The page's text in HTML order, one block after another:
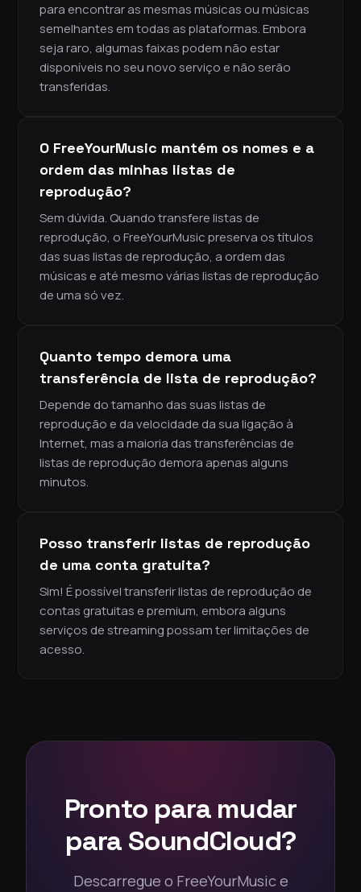
para encontrar as mesmas músicas ou músicas
semelhantes em todas as plataformas. Embora
seja raro, algumas faixas podem não estar
disponíveis no seu novo serviço e não serão
transferidas.
O FreeYourMusic mantém os nomes e a
ordem das minhas listas de
reprodução?
Sem dúvida. Quando transfere listas de
reprodução, o FreeYourMusic preserva os títulos
das suas listas de reprodução, a ordem das
músicas e até mesmo várias listas de reprodução
de uma só vez.
Quanto tempo demora uma
transferência de lista de reprodução?
Depende do tamanho das suas listas de
reprodução e da velocidade da sua ligação à
Internet, mas a maioria das transferências de
listas de reprodução demora apenas alguns
minutos.
Posso transferir listas de reprodução
de uma conta gratuita?
Sim! É possível transferir listas de reprodução de
contas gratuitas e premium, embora alguns
serviços de streaming possam ter limitações de
acesso.
Pronto para mudar
para SoundCloud?
Descarregue o FreeYourMusic e